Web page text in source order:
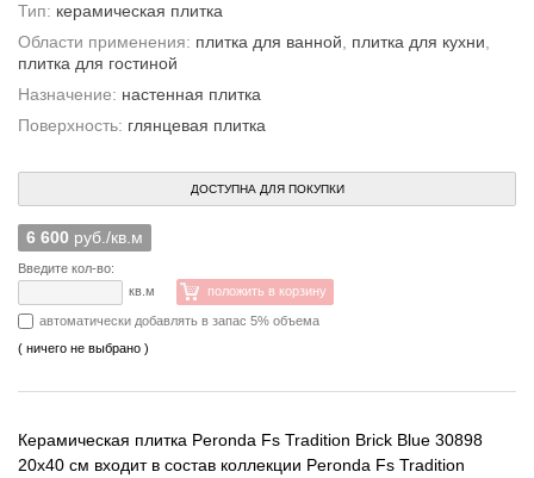
Тип: керамическая плитка
Области применения: плитка для ванной плитка для кухни
плитка для гостиной
Назначение: настенная плитка
Поверхность: глянцевая плитка
ДОСТУПНА ДЛЯ ПОКУПКИ
6 600 руб./кв.м
Введите кол-во:
кв.м
положить в корзину
автоматически добавлять в запас 5% объема
( ничего не выбрано )
Керамическая плитка Peronda Fs Tradition Brick Blue 30898
20x40 см входит в состав коллекции Peronda Fs Tradition